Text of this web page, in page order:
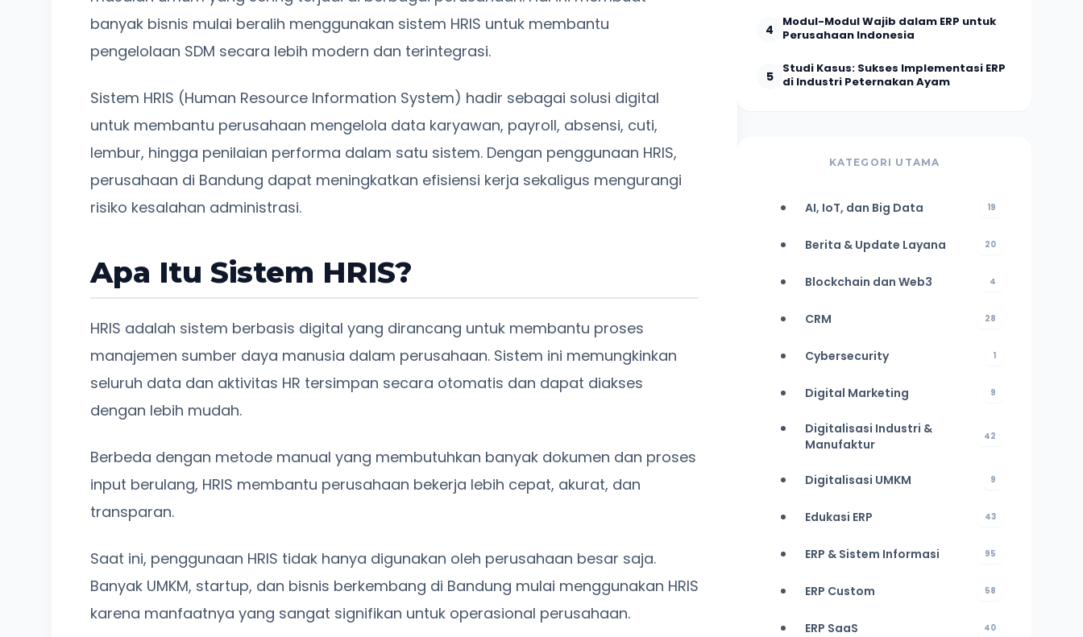
banyak bisnis mulai beralih menggunakan sistem HRIS untuk membantu
pengelolaan SDM secara lebih modern dan terintegrasi.
Sistem HRIS (Human Resource Information System) hadir sebagai solusi digital
untuk membantu perusahaan mengelola data karyawan, payroll, absensi, cuti,
lembur, hingga penilaian performa dalam satu sistem. Dengan penggunaan HRIS,
perusahaan di Bandung dapat meningkatkan efisiensi kerja sekaligus mengurangi
risiko kesalahan administrasi.
Apa Itu Sistem HRIS?
HRIS adalah sistem berbasis digital yang dirancang untuk membantu proses
manajemen sumber daya manusia dalam perusahaan. Sistem ini memungkinkan
seluruh data dan aktivitas HR tersimpan secara otomatis dan dapat diakses
dengan lebih mudah.
Berbeda dengan metode manual yang membutuhkan banyak dokumen dan proses
input berulang, HRIS membantu perusahaan bekerja lebih cepat, akurat, dan
transparan.
Saat ini, penggunaan HRIS tidak hanya digunakan oleh perusahaan besar saja.
Banyak UMKM, startup, dan bisnis berkembang di Bandung mulai menggunakan HRIS
karena manfaatnya yang sangat signifikan untuk operasional perusahaan.
4
Modul-Modul Wajib dalam ERP untuk
Perusahaan Indonesia
5
Studi Kasus: Sukses Implementasi ERP
di Industri Peternakan Ayam
KATEGORI UTAMA
AI, IoT, dan Big Data 19
Berita & Update Layana 20
Blockchain dan Web3 4
CRM 28
Cybersecurity 1
Digital Marketing 9
Digitalisasi Industri &
Manufaktur
42
Digitalisasi UMKM 9
Edukasi ERP 43
ERP & Sistem Informasi 95
ERP Custom 58
ERP SaaS 40